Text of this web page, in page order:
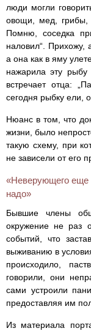
люди могли
овощи, мед, грибы,
Помню, соседка
наловил“. Прихожу,
а она как в яму
нажарила эту
встречает отца:
сегодня рыбку ели,
Нюанс в том, что
жизни, было
такую схему, при
не зависели от его
«Неверующего еще
надо»
Бывшие члены
окружение не раз
событий, что
выживанию в
происходило,
говорили, они
сами устроили
предоставляя им
Из материала